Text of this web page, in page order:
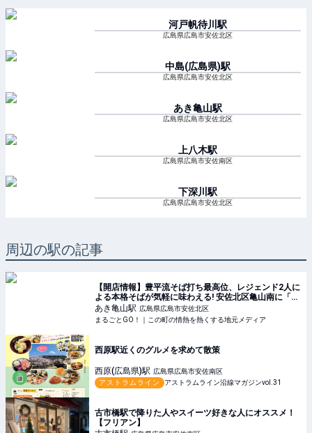
河戸帆待川 駅
広島県広島市安佐北区
中島(広島県)駅
広島県広島市安佐北区
あき亀山駅
広島県広島市安佐北区
上八木駅
広島県広島市安佐南区
下深川 駅
広島県広島市安佐北区
周辺の駅の記事
【開店情報】豊平流そば打ち最高位、レジェンド2人に
よる本格そばが気軽に味わえる! 安佐北区亀山南に「あ
き亀山のそば処」が4/8(金)オープン。
あき亀山駅 広島県広島市安佐北区
まるごとGO！｜この町の情熱を熱くする地元メディア
西原駅近くのグルメを求めて散策
西原(広島県)駅 広島県広島市安佐南区
アストラムライン
アストラムライン沿線マガジンvol.31
古市橋駅で降りた人やスイーツ好きな人にオススメ！
【フリアン】